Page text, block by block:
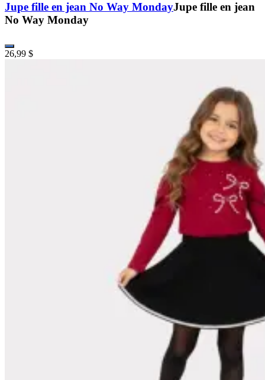
Jupe fille en jean No Way MondayJupe fille en jean
No Way Monday
26,99 $